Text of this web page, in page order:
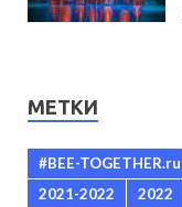
МЕТКИ
#BEE-TOGETHER.ru
2021-2022
2022